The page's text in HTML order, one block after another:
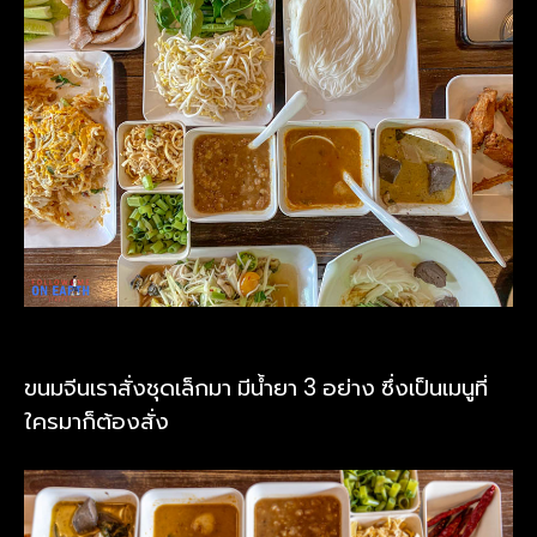
ขนมจีนเราสั่งชุดเล็กมา มีน้ำยา 3 อย่าง ซึ่งเป็นเมนูที่
ใครมาก็ต้องสั่ง